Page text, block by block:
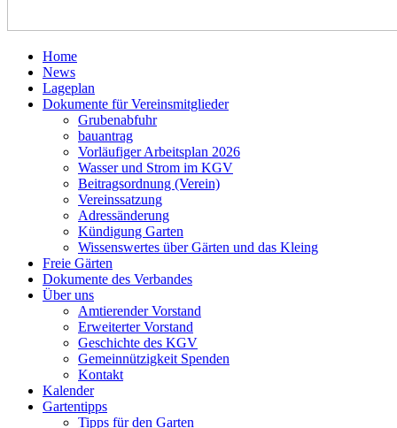
Home
News
Lageplan
Dokumente für Vereinsmitglieder
Grubenabfuhr
bauantrag
Vorläufiger Arbeitsplan 2026
Wasser und Strom im KGV
Beitragsordnung (Verein)
Vereinssatzung
Adressänderung
Kündigung Garten
Wissenswertes über Gärten und das Kleing
Freie Gärten
Dokumente des Verbandes
Über uns
Amtierender Vorstand
Erweiterter Vorstand
Geschichte des KGV
Gemeinnützigkeit Spenden
Kontakt
Kalender
Gartentipps
Tipps für den Garten